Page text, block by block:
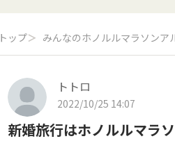
トップ＞ みんなのホノルルマラソンア
トトロ
2022/10/25 14:07
新婚旅行はホノルルマラ